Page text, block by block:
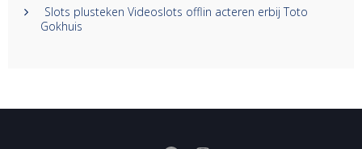
Slots plusteken Videoslots offlin acteren erbij Toto
Gokhuis